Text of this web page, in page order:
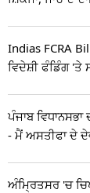
Indias FCRA
ਵਿਦੇਸ਼ੀ ਫੰਡਿੰਗ 'ਤੇ
ਪੰਜਾਬ
- ਮੈਂ ਅਸਤੀਫਾ ਦੇ
ਅੰਮ੍ਰਿਤਸਰ 'ਚ